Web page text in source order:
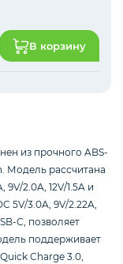
В корзину
из прочного ABS-
Модель рассчитана
2.0A, 12V/1.5A и
5V/3.0A, 9V/2.22A,
C, позволяет
поддерживает
Charge 3.0,